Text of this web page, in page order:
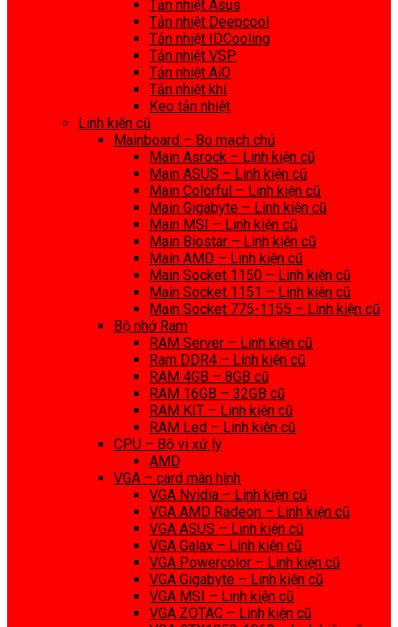
Tản nhiệt Asus
Tản nhiệt Deepcool
Tản nhiệt IDCooling
Tản nhiệt VSP
Tản nhiệt AiO
Tản nhiệt khí
Keo tản nhiệt
Linh kiện cũ
Mainboard – Bo mạch chủ
Main Asrock – Linh kiện cũ
Main ASUS – Linh kiện cũ
Main Colorful – Linh kiện cũ
Main Gigabyte – Linh kiện cũ
Main MSI – Linh kiện cũ
Main Biostar – Linh kiện cũ
Main AMD – Linh kiện cũ
Main Socket 1150 – Linh kiện cũ
Main Socket 1151 – Linh kiện cũ
Main Socket 775-1155 – Linh kiện cũ
Bộ nhớ Ram
RAM Server – Linh kiện cũ
Ram DDR4 – Linh kiện cũ
RAM 4GB – 8GB cũ
RAM 16GB – 32GB cũ
RAM KIT – Linh kiện cũ
RAM Led – Linh kiện cũ
CPU – Bộ vi xử lý
AMD
VGA – card màn hình
VGA Nvidia – Linh kiện cũ
VGA AMD Radeon – Linh kiện cũ
VGA ASUS – Linh kiện cũ
VGA Galax – Linh kiện cũ
VGA Powercolor – Linh kiện cũ
VGA Gigabyte – Linh kiện cũ
VGA MSI – Linh kiện cũ
VGA ZOTAC – Linh kiện cũ